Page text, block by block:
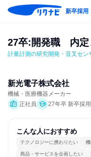
新卒採用
27卒:開発職　内
計量計測の研究開発・音叉セ
新光電子株式会社
機械・医療機器メーカー
正社員
27年卒 新卒採用
こんな人におすすめ
テクノロジーに携わりたい
商品・サービスを企画したい